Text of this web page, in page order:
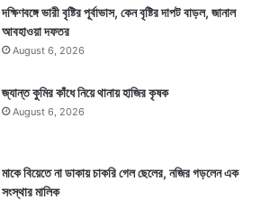
দক্ষিণবঙ্গে ভারী বৃষ্টির পূর্বাভাস, কেন বৃষ্টির দাপট বাড়ল, জানাল
আবহাওয়া দফতর
August 6, 2026
জ্যান্ত কুমির কাঁধে নিয়ে থানায় হাজির কৃষক
August 6, 2026
মাকে বিয়েতে না ডাকায় চাকরি গেল ছেলের, নজির গড়লেন এক
সংস্থার মালিক